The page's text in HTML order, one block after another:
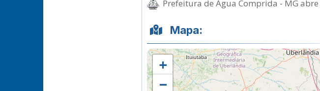
Prefeitura de Água Comprida - MG
Mapa:
+
−